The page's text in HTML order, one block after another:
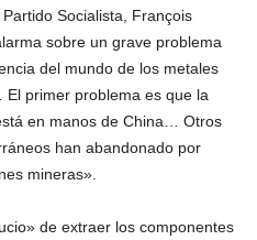
Socialista, François
sobre un grave problema
del mundo de los metales
primer problema es que la
en manos de China… Otros
han abandonado por
mineras».
de extraer los componentes